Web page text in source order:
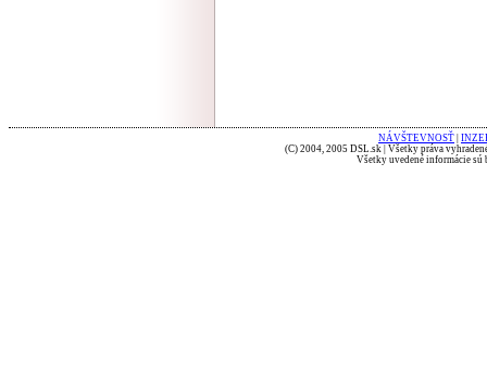
NÁVŠTEVNOSŤ
(C) 2004, 2005 DSL.sk | Všetky práva
Všetky uvedené informácie sú